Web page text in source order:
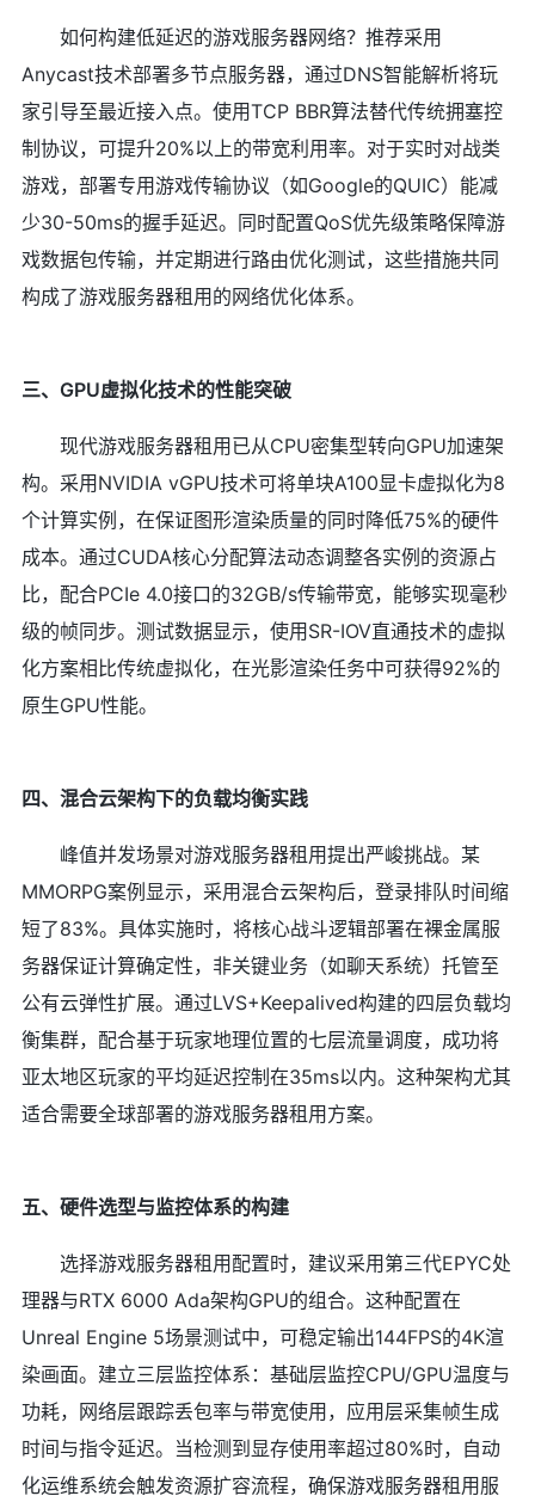
如何构建低延迟的游戏服务器网络？推荐采用
Anycast技术部署多节点服务器，通过DNS智能解析将玩
家引导至最近接入点。使用TCP BBR算法替代传统拥塞控
制协议，可提升20%以上的带宽利用率。对于实时对战类
游戏，部署专用游戏传输协议（如Google的QUIC）能减
少30-50ms的握手延迟。同时配置QoS优先级策略保障游
戏数据包传输，并定期进行路由优化测试，这些措施共同
构成了游戏服务器租用的网络优化体系。
三、GPU虚拟化技术的性能突破
现代游戏服务器租用已从CPU密集型转向GPU加速架
构。采用NVIDIA vGPU技术可将单块A100显卡虚拟化为8
个计算实例，在保证图形渲染质量的同时降低75%的硬件
成本。通过CUDA核心分配算法动态调整各实例的资源占
比，配合PCIe 4.0接口的32GB/s传输带宽，能够实现毫秒
级的帧同步。测试数据显示，使用SR-IOV直通技术的虚拟
化方案相比传统虚拟化，在光影渲染任务中可获得92%的
原生GPU性能。
四、混合云架构下的负载均衡实践
峰值并发场景对游戏服务器租用提出严峻挑战。某
MMORPG案例显示，采用混合云架构后，登录排队时间缩
短了83%。具体实施时，将核心战斗逻辑部署在裸金属服
务器保证计算确定性，非关键业务（如聊天系统）托管至
公有云弹性扩展。通过LVS+Keepalived构建的四层负载均
衡集群，配合基于玩家地理位置的七层流量调度，成功将
亚太地区玩家的平均延迟控制在35ms以内。这种架构尤其
适合需要全球部署的游戏服务器租用方案。
五、硬件选型与监控体系的构建
选择游戏服务器租用配置时，建议采用第三代EPYC处
理器与RTX 6000 Ada架构GPU的组合。这种配置在
Unreal Engine 5场景测试中，可稳定输出144FPS的4K渲
染画面。建立三层监控体系：基础层监控CPU/GPU温度与
功耗，网络层跟踪丢包率与带宽使用，应用层采集帧生成
时间与指令延迟。当检测到显存使用率超过80%时，自动
化运维系统会触发资源扩容流程，确保游戏服务器租用服